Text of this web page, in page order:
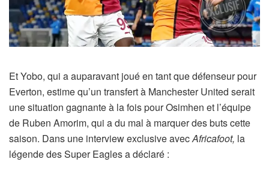
Et Yobo, qui a auparavant joué en tant que défenseur pour
Everton, estime qu’un transfert à Manchester United serait
une situation gagnante à la fois pour Osimhen et l’équipe
de Ruben Amorim, qui a du mal à marquer des buts cette
saison. Dans une interview exclusive avecAfricafoot, la
légende des Super Eagles a déclaré :